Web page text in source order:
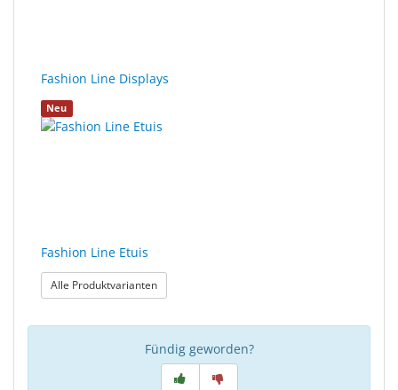
Me
JustMILO
Optische
Instrumente
Fashion Line Displays
Neu
Fashion Line Etuis
Alle Produktvarianten: Fashion Line Etuis
Fündig geworden?